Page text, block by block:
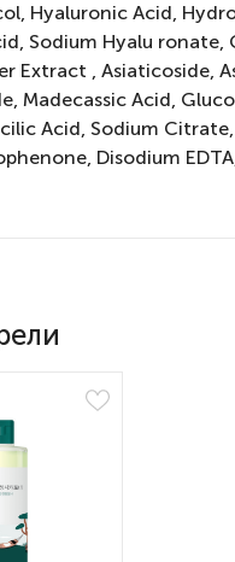
Hyaluronic Acid,
Sodium Hyalu ronate,
Extract , Asiaticoside,
Madecassic Acid,
Acid, Sodium Citrate,
Disodium